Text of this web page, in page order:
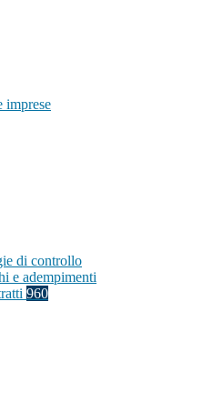
imprese
di controllo
e adempimenti
960